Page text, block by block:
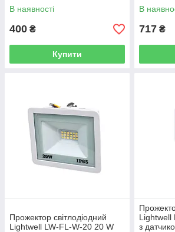
В наявності
400 ₴
Купити
В
717 ₴
Прожектор світлодіодний
Lightwell LW-FL-W-20 20 W
Lightwell
з